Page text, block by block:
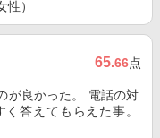
）
65.66点
が良かった。 電話の対
答えてもらえた事。